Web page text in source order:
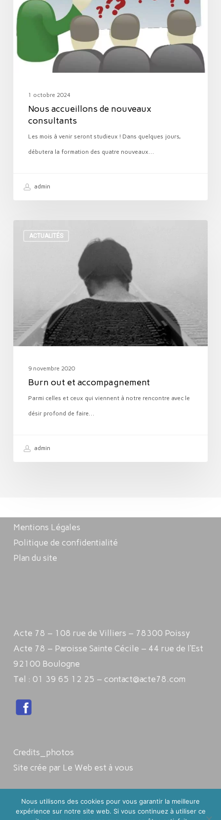
consultants
1 octobre 2024
Nous accueillons de nouveaux
consultants
Les mois à venir seront studieux ! Dans quelques jours,
débutera la formation des quatre nouveaux…
admin
ACTUALITÉS
accompagnement
9 novembre 2020
Burn out et accompagnement
Parmi celles et ceux qui viennent à notre rencontre avec le
désir profond de faire…
admin
Mentions Légales
Politique de confidentialité
Plan du site
Acte 78 – 108 rue de Villiers – 78300 Poissy
Acte 78 – Paroisse Sainte Cécile – 44 rue de l’Est
92100 Boulogne
Tel : 01 39 65 12 25 – contact@acte78.com
Credits_photos
Site crée par Le Web est à vous
©2025 Acte78
Nous utilisons des cookies pour vous garantir la meilleure
expérience sur notre site web. Si vous continuez à utiliser ce